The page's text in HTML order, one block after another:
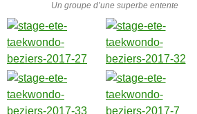
Un groupe d’une superbe entente